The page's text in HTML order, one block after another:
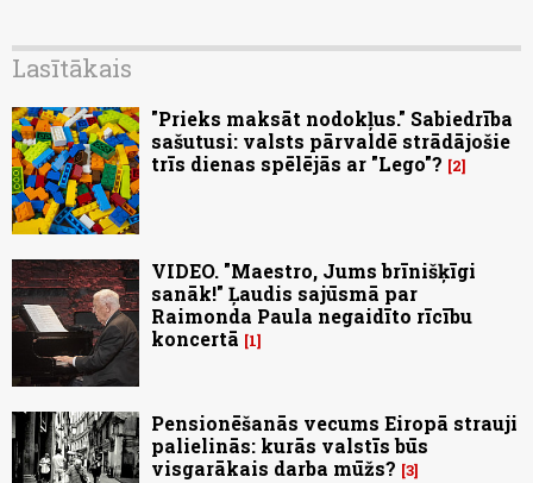
Lasītākais
"Prieks maksāt nodokļus." Sabiedrība
sašutusi: valsts pārvaldē strādājošie
trīs dienas spēlējās ar "Lego"?
2
VIDEO. "Maestro, Jums brīnišķīgi
sanāk!" Ļaudis sajūsmā par
Raimonda Paula negaidīto rīcību
koncertā
1
Pensionēšanās vecums Eiropā strauji
palielinās: kurās valstīs būs
visgarākais darba mūžs? 3